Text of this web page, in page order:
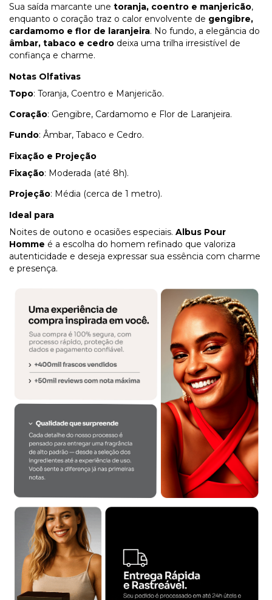
Sua saída marcante une toranja, coentro e manjericão,
enquanto o coração traz o calor envolvente de gengibre,
cardamomo e flor de laranjeira. No fundo, a elegância do
âmbar, tabaco e cedro deixa uma trilha irresistível de
confiança e charme.
Notas Olfativas
Topo: Toranja, Coentro e Manjericão.
Coração: Gengibre, Cardamomo e Flor de Laranjeira.
Fundo: Âmbar, Tabaco e Cedro.
Fixação e Projeção
Fixação: Moderada (até 8h).
Projeção: Média (cerca de 1 metro).
Ideal para
Noites de outono e ocasiões especiais. Albus Pour
Homme é a escolha do homem refinado que valoriza
autenticidade e deseja expressar sua essência com charme
e presença.